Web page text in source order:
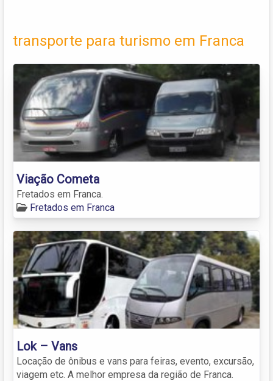
transporte para turismo em Franca
Viação Cometa
Fretados em Franca.
Fretados em Franca
Lok – Vans
Locação de ônibus e vans para feiras, evento, excursão,
viagem etc. A melhor empresa da região de Franca.